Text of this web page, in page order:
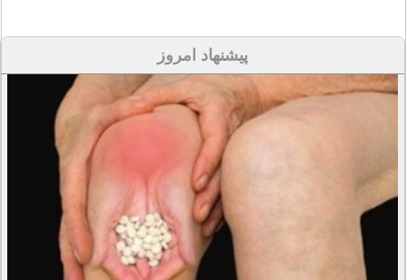
پیشنهاد امروز